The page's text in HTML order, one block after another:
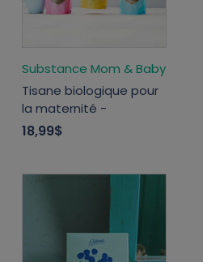
Substance Mom & Baby
Tisane biologique pour
la maternité -
18,99$